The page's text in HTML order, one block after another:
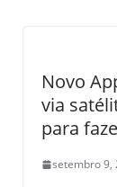
Novo
via
para
setembro 9,